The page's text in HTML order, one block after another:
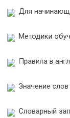
Для
Методики
Правила в
Значение слов
Словарный